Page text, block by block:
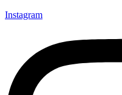
Instagram